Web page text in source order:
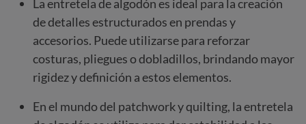
La entretela de algodón es ideal para la creación
de detalles estructurados en prendas y
accesorios. Puede utilizarse para reforzar
costuras, pliegues o dobladillos, brindando mayor
rigidez y definición a estos elementos.
En el mundo del patchwork y quilting, la entretela